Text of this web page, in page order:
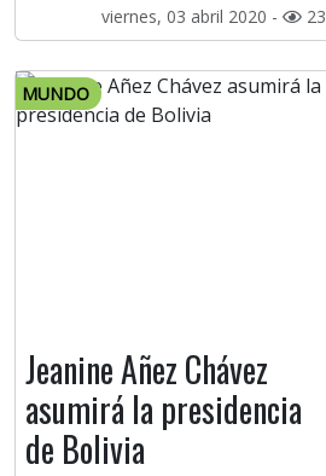
viernes, 03 abril 2020 - 23
MUNDO
Jeanine Añez Chávez
asumirá la presidencia
de Bolivia